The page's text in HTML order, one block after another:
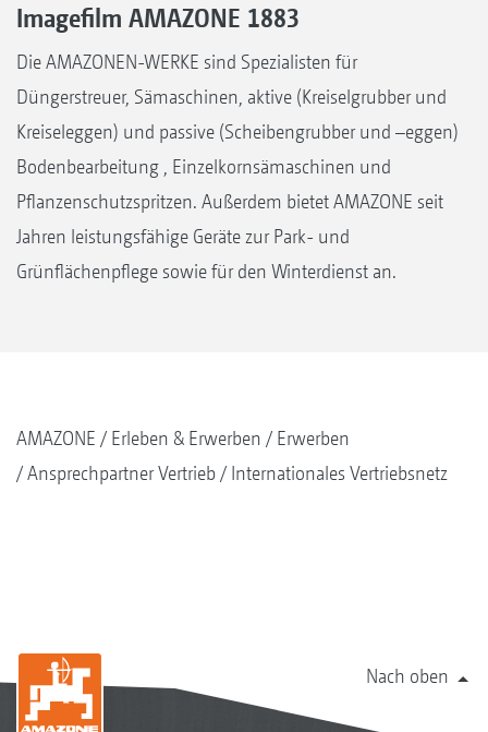
Imagefilm AMAZONE 1883
Die AMAZONEN-WERKE sind Spezialisten für
Düngerstreuer, Sämaschinen, aktive (Kreiselgrubber und
Kreiseleggen) und passive (Scheibengrubber und –eggen)
Bodenbearbeitung , Einzelkornsämaschinen und
Pflanzenschutzspritzen. Außerdem bietet AMAZONE seit
Jahren leistungsfähige Geräte zur Park- und
Grünflächenpflege sowie für den Winterdienst an.
AMAZONE Erleben & Erwerben
Erwerben
Ansprechpartner Vertrieb
Internationales Vertriebsnetz
Nach oben